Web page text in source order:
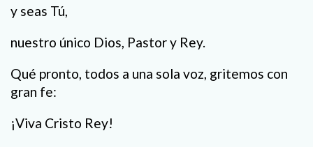
y seas Tú,
nuestro único Dios, Pastor y Rey.
Qué pronto, todos a una sola voz, gritemos con
gran fe:
¡Viva Cristo Rey!